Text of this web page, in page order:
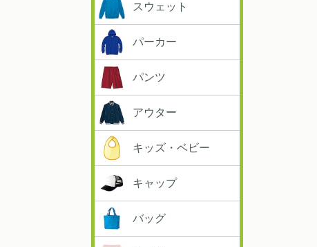
スウェット
パーカー
パンツ
アウター
キッズ・ベビー
キャップ
バッグ